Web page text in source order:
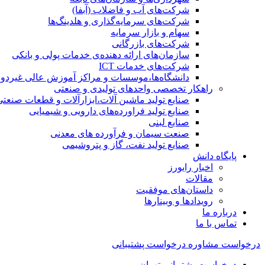
شرکت‌های آب و فاضلاب (آبفا)
شرکت‌های سرمایه‌گذاری و هلدینگ‌ها
سهام و بازار سرمایه
شرکت‌های بازرگانی
سازمان‌های ارائه دهنده‌ی خدمات پولی و بانکی
شرکت‌های خدمات ICT
دانشگاه‌ها،موسسات و مراکز آموزش عالی
راهکار تخصصی واحدهای تولیدی و صنعتی
صنایع توليد ماشين آلات،ابزارآلات و قطعات
صنایع تولید فراورده‌های دارویی و شیمیایی
صنایع لبنی
صنعت سیمان و فرآورده های معدنی
صنایع تولید نفت، گاز و پتروشيمی
پایگاه دانش
اخبار رایورز
مقالات
داستان‌های موفقیت
رویدادها و وبینارها
درباره ما
تماس با ما
درخواست مشاوره درخواست پشتیبانی